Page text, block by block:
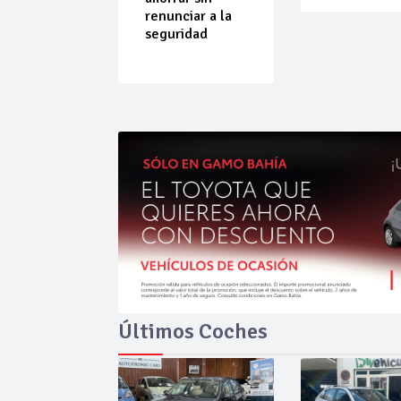
renunciar a la
seguridad
Últimos Coches